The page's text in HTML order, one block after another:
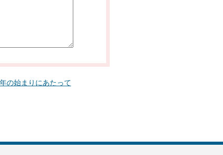
の始まりにあたって